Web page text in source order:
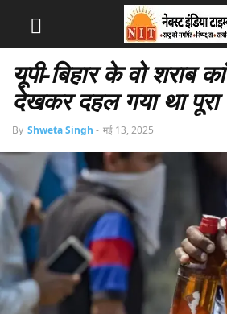
यूपी-बिहार के वो शराब
देखकर दहल गया था
By Shweta Singh - मई 13, 2025